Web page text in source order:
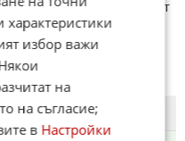
bazar.bg ще бъдат
характеристики
избор важи
на
на съгласие;
в Настройки